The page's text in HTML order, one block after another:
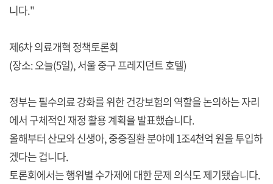
니다."
제6차 의료개혁 정책토론회
(장소: 오늘(5일), 서울 중구 프레지던트 호텔)
정부는 필수의료 강화를 위한 건강보험의 역할을 논의하는 자리
에서 구체적인 재정 활용 계획을 발표했습니다.
올해부터 산모와 신생아, 중증질환 분야에 1조4천억 원을 투입하
겠다는 겁니다.
토론회에서는 행위별 수가제에 대한 문제 의식도 제기됐습니다.